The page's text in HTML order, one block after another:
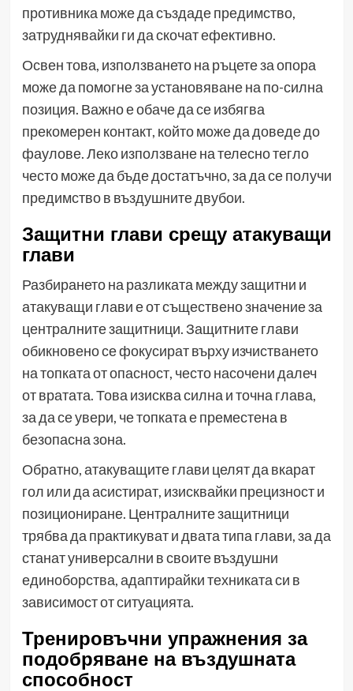
противника може да създаде предимство,
затруднявайки ги да скочат ефективно.
Освен това, използването на ръцете за опора
може да помогне за установяване на по-силна
позиция. Важно е обаче да се избягва
прекомерен контакт, който може да доведе до
фаулове. Леко използване на телесно тегло
често може да бъде достатъчно, за да се получи
предимство в въздушните двубои.
Защитни глави срещу атакуващи
глави
Разбирането на разликата между защитни и
атакуващи глави е от съществено значение за
централните защитници. Защитните глави
обикновено се фокусират върху изчистването
на топката от опасност, често насочени далеч
от вратата. Това изисква силна и точна глава,
за да се увери, че топката е преместена в
безопасна зона.
Обратно, атакуващите глави целят да вкарат
гол или да асистират, изисквайки прецизност и
позициониране. Централните защитници
трябва да практикуват и двата типа глави, за да
станат универсални в своите въздушни
единоборства, адаптирайки техниката си в
зависимост от ситуацията.
Тренировъчни упражнения за
подобряване на въздушната
способност